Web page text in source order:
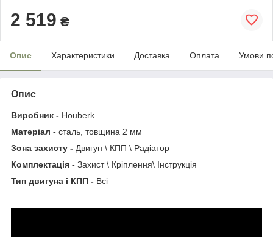
2 519 ₴
Опис Характеристики Доставка Оплата Умови
Опис
Виробник - Houberk
Матеріал - сталь, товщина 2 мм
Зона захисту - Двигун \ КПП \ Радіатор
Комплектація - Захист \ Кріплення\ Інструкція
Тип двигуна і КПП - Всі